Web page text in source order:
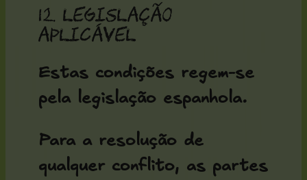
12. Legislação
aplicável
Estas condições regem-se
pela legislação espanhola.
Para a resolução de
qualquer conflito, as partes